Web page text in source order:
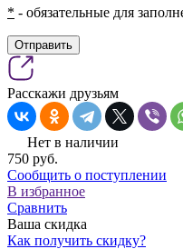
* - обязательные для
Отправить
Расскажи друзьям
Нет в наличии
750 pуб.
Сообщить о поступлении
В избранное
Сравнить
Ваша скидка
Как получить скидку?